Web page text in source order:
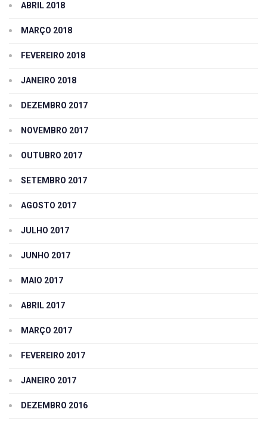
ABRIL 2018
MARÇO 2018
FEVEREIRO 2018
JANEIRO 2018
DEZEMBRO 2017
NOVEMBRO 2017
OUTUBRO 2017
SETEMBRO 2017
AGOSTO 2017
JULHO 2017
JUNHO 2017
MAIO 2017
ABRIL 2017
MARÇO 2017
FEVEREIRO 2017
JANEIRO 2017
DEZEMBRO 2016